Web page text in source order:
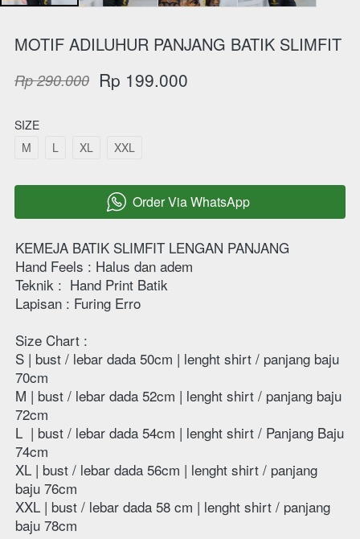
MOTIF ADILUHUR PANJANG BATIK SLIMFIT
Rp 290.000 Rp 199.000
SIZE
M
L XL XXL
` Order Via WhatsApp
KEMEJA BATIK SLIMFIT LENGAN PANJANG
Hand Feels : Halus dan adem
Teknik : Hand Print Batik
Lapisan : Furing Erro
Size Chart :
S | bust / lebar dada 50cm | lenght shirt / panjang baju
70cm
M | bust / lebar dada 52cm | lenght shirt / panjang baju
72cm
L  | bust / lebar dada 54cm | lenght shirt / Panjang Baju
74cm
XL | bust / lebar dada 56cm | lenght shirt / panjang
baju 76cm
XXL | bust / lebar dada 58 cm | lenght shirt / panjang
baju 78cm